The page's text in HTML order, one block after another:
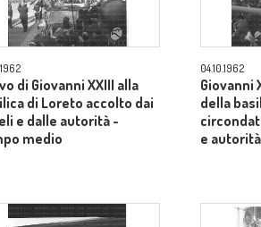
di Giovanni XXIII alla
di Loreto accolto dai
e dalle autorità -
medio
04.10.1962
Giovanni
della
e